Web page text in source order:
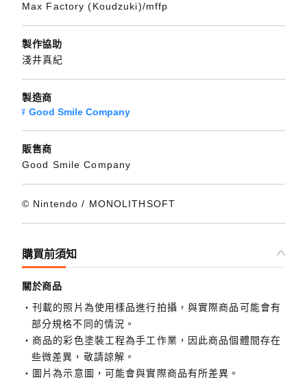
Max Factory (Koudzuki)/mffp
製作協助
淺井真紀
製造商
Good Smile Company
販售商
Good Smile Company
© Nintendo / MONOLITHSOFT
購買前須知
關於商品
刊載的照片為使用樣品進行拍攝，與實際商品可能會有
部分規格不同的情況。
商品的彩色塗裝工程為手工作業，因此商品個體間存在
些微差異，敬請諒解。
圖片為示意圖，可能會與實際商品有所差異。